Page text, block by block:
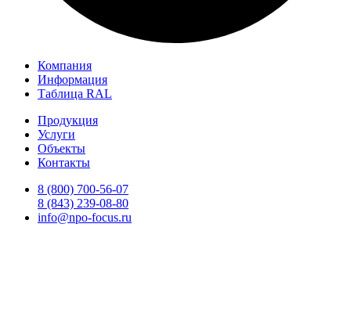
Компания
Информация
Таблица RAL
Продукция
Услуги
Объекты
Контакты
8 (800) 700-56-07
8 (843) 239-08-80
info@npo-focus.ru